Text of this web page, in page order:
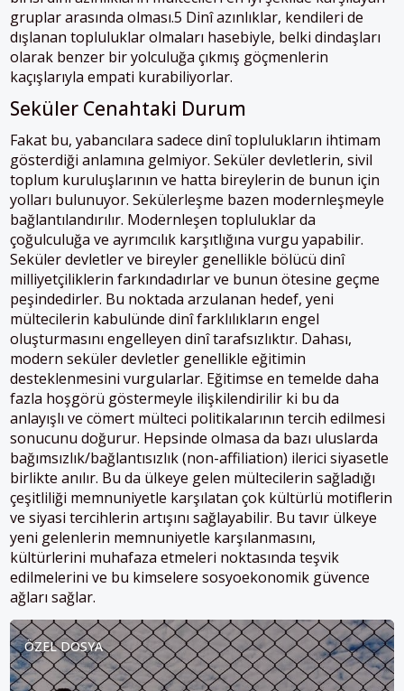
gruplar arasında olması.5 Dinî azınlıklar, kendileri de
dışlanan topluluklar olmaları hasebiyle, belki dindaşları
olarak benzer bir yolculuğa çıkmış göçmenlerin
kaçışlarıyla empati kurabiliyorlar.
Seküler Cenahtaki Durum
Fakat bu, yabancılara sadece dinî toplulukların ihtimam
gösterdiği anlamına gelmiyor. Seküler devletlerin, sivil
toplum kuruluşlarının ve hatta bireylerin de bunun için
yolları bulunuyor. Sekülerleşme bazen modernleşmeyle
bağlantılandırılır. Modernleşen topluluklar da
çoğulculuğa ve ayrımcılık karşıtlığına vurgu yapabilir.
Seküler devletler ve bireyler genellikle bölücü dinî
milliyetçiliklerin farkındadırlar ve bunun ötesine geçme
peşindedirler. Bu noktada arzulanan hedef, yeni
mültecilerin kabulünde dinî farklılıkların engel
oluşturmasını engelleyen dinî tarafsızlıktır. Dahası,
modern seküler devletler genellikle eğitimin
desteklenmesini vurgularlar. Eğitimse en temelde daha
fazla hoşgörü göstermeyle ilişkilendirilir ki bu da
anlayışlı ve cömert mülteci politikalarının tercih edilmesi
sonucunu doğurur. Hepsinde olmasa da bazı uluslarda
bağımsızlık/bağlantısızlık (non-affiliation) ilerici siyasetle
birlikte anılır. Bu da ülkeye gelen mültecilerin sağladığı
çeşitliliği memnuniyetle karşılatan çok kültürlü motiflerin
ve siyasi tercihlerin artışını sağlayabilir. Bu tavır ülkeye
yeni gelenlerin memnuniyetle karşılanmasını,
kültürlerini muhafaza etmeleri noktasında teşvik
edilmelerini ve bu kimselere sosyoekonomik güvence
ağları sağlar.
ÖZEL DOSYA